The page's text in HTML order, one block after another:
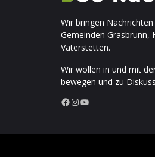
Wir bringen
Gemeinden Grasbrunn,
Vaterstetten.
Wir wollen in und mit
bewegen und zu
Facebook InstagramYouTube